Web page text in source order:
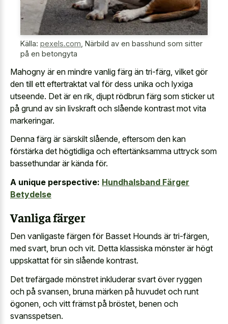
Källa: pexels.com Närbild av en basshund som sitter
på en betongyta
Mahogny är en mindre vanlig färg än tri-färg, vilket gör
den till ett eftertraktat val för dess unika och lyxiga
utseende. Det är en rik, djupt rödbrun färg som sticker ut
på grund av sin livskraft och slående kontrast mot vita
markeringar.
Denna färg är särskilt slående, eftersom den kan
förstärka det högtidliga och eftertänksamma uttryck som
bassethundar är kända för.
A unique perspective: Hundhalsband Färger
Betydelse
Vanliga färger
Den vanligaste färgen för Basset Hounds är tri-färgen,
med svart, brun och vit. Detta klassiska mönster är högt
uppskattat för sin slående kontrast.
Det trefärgade mönstret inkluderar svart över ryggen
och på svansen, bruna märken på huvudet och runt
ögonen, och vitt främst på bröstet, benen och
svansspetsen.